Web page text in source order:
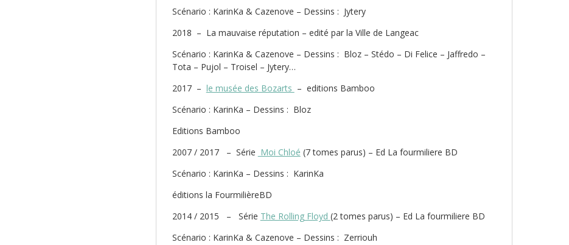
Scénario : KarinKa & Cazenove – Dessins : Jytery
2018 – La mauvaise réputation – edité par la Ville de Langeac
Scénario : KarinKa & Cazenove – Dessins : Bloz – Stédo – Di Felice – Jaffredo –
Tota – Pujol – Troisel – Jytery…
2017 – le musée des Bozarts – editions Bamboo
Scénario : KarinKa – Dessins : Bloz
Editions Bamboo
2007 / 2017 – Série Moi Chloé (7 tomes parus) – Ed La fourmiliere BD
Scénario : KarinKa – Dessins : KarinKa
éditions la FourmilièreBD
2014 / 2015 – Série The Rolling Floyd (2 tomes parus) – Ed La fourmiliere BD
Scénario : KarinKa & Cazenove – Dessins : Zerriouh